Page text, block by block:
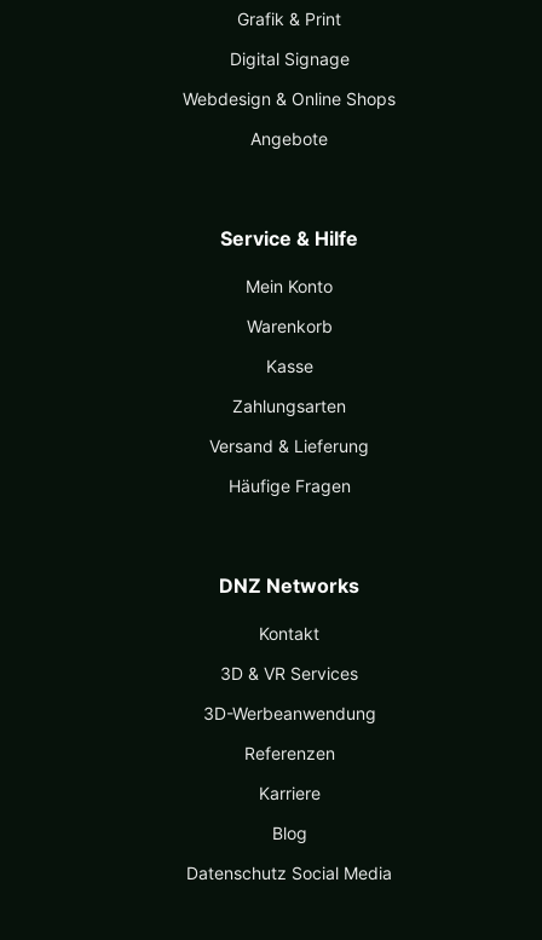
Grafik & Print
Digital Signage
Webdesign & Online Shops
Angebote
Service & Hilfe
Mein Konto
Warenkorb
Kasse
Zahlungsarten
Versand & Lieferung
Häufige Fragen
DNZ Networks
Kontakt
3D & VR Services
3D-Werbeanwendung
Referenzen
Karriere
Blog
Datenschutz Social Media